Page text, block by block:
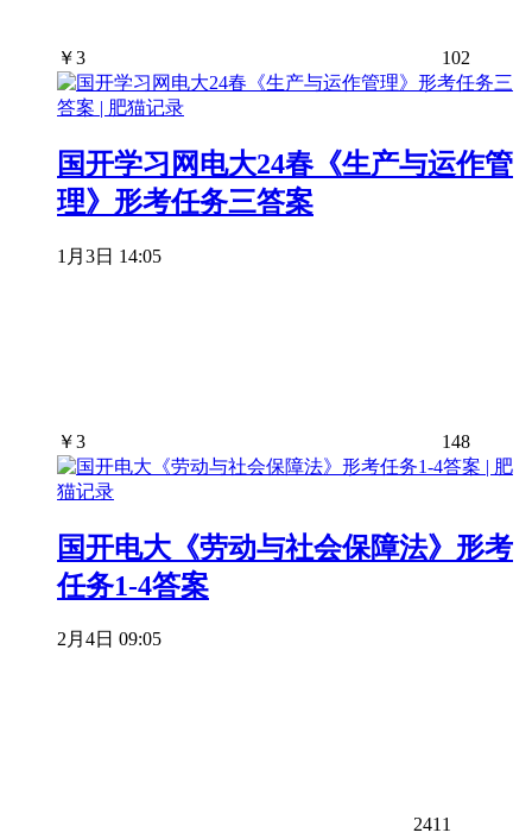
￥3 102
国开学习网电大24春《生产与运作管
理》形考任务三答案
1月3日 14:05
￥3 148
国开电大《劳动与社会保障法》形考
任务1-4答案
2月4日 09:05
2411